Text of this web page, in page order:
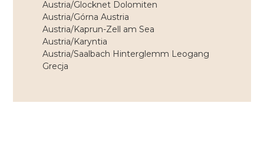
Austria/Glocknet Dolomiten
Austria/Górna Austria
Austria/Kaprun-Zell am Sea
Austria/Karyntia
Austria/Saalbach Hinterglemm Leogang
Grecja